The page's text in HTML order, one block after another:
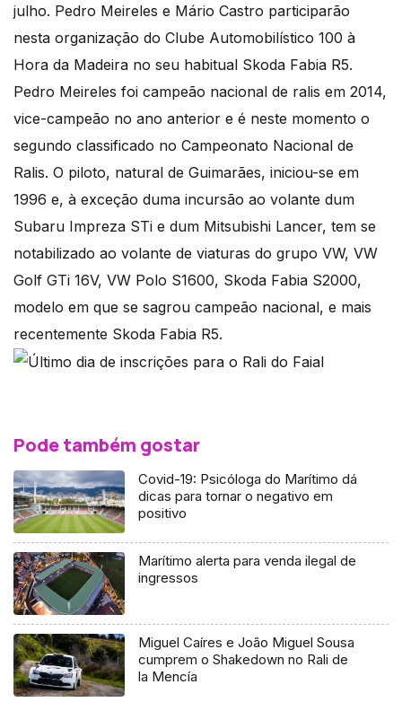
julho. Pedro Meireles e Mário Castro participarão
nesta organização do Clube Automobilístico 100 à
Hora da Madeira no seu habitual Skoda Fabia R5.
Pedro Meireles foi campeão nacional de ralis em 2014,
vice-campeão no ano anterior e é neste momento o
segundo classificado no Campeonato Nacional de
Ralis. O piloto, natural de Guimarães, iniciou-se em
1996 e, à exceção duma incursão ao volante dum
Subaru Impreza STi e dum Mitsubishi Lancer, tem se
notabilizado ao volante de viaturas do grupo VW, VW
Golf GTi 16V, VW Polo S1600, Skoda Fabia S2000,
modelo em que se sagrou campeão nacional, e mais
recentemente Skoda Fabia R5.
Pode também gostar
Covid-19: Psicóloga do Marítimo dá
dicas para tornar o negativo em
positivo
Marítimo alerta para venda ilegal de
ingressos
Miguel Caíres e João Miguel Sousa
cumprem o Shakedown no Rali de
la Mencía